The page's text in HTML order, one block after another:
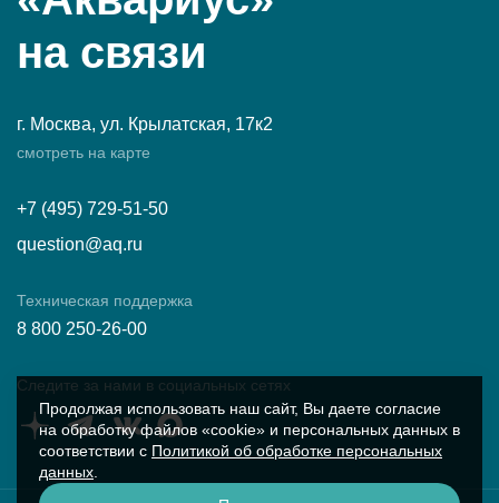
на связи
г. Москва, ул. Крылатская, 17к2
смотреть на карте
+7 (495) 729-51-50
question@aq.ru
Техническая поддержка
8 800 250-26-00
Следите за нами в социальных сетях
Продолжая использовать наш сайт, Вы даете согласие
на обработку файлов «cookie» и персональных данных в
соответствии с Политикой об обработке персональных
данных